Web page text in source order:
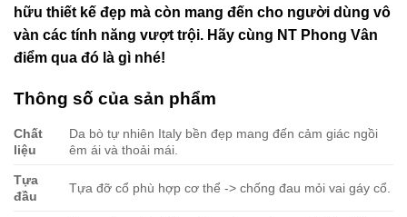
hữu thiết kế đẹp mà còn mang đến cho người dùng vô
vàn các tính năng vượt trội. Hãy cùng NT Phong Vân
điểm qua đó là gì nhé!
Thông số của sản phẩm
Chất
liệu
Da bò tự nhiên Italy bền đẹp mang đến cảm giác ngồi
êm ái và thoải mái.
Tựa
đầu
Tựa đỡ cổ phù hợp cơ thể -> chống đau mỏi vai gáy cổ.